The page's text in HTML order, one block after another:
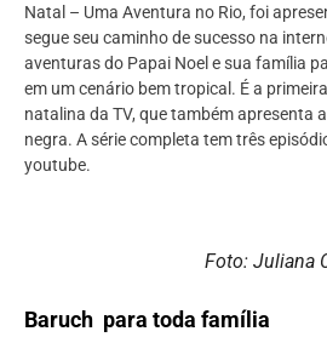
Natal – Uma Aventura no Rio, foi
segue seu caminho de sucesso na
aventuras do Papai Noel e sua família
em um cenário bem tropical. É a
natalina da TV, que também apresenta
negra. A série completa tem três
youtube.
Foto: Juliana
Baruch para toda família